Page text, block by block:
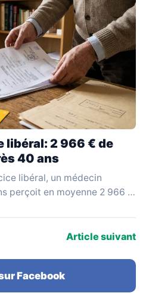
libéral: 2 966 € de
40 ans
libéral, un médecin
perçoit en moyenne 2 966 €
Article suivant
Facebook